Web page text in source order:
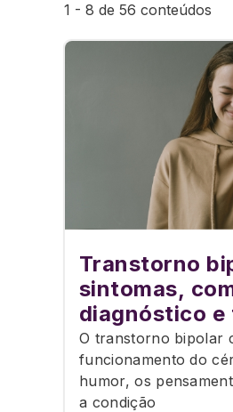
1 - 8 de 56 conteúdos
Transtorno
sintomas,
diagnóstico
O transtorno bipolar
funcionamento do
humor, os
a condição